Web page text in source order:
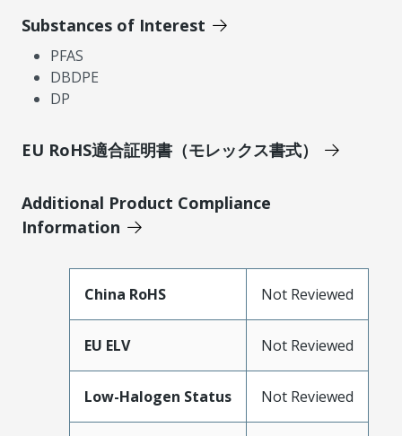
Substances of Interest
PFAS
DBDPE
DP
EU RoHS適合証明書（モレックス書式）
Additional Product Compliance
Information
China RoHS Not Reviewed
EU ELV Not Reviewed
Low-Halogen Status Not Reviewed